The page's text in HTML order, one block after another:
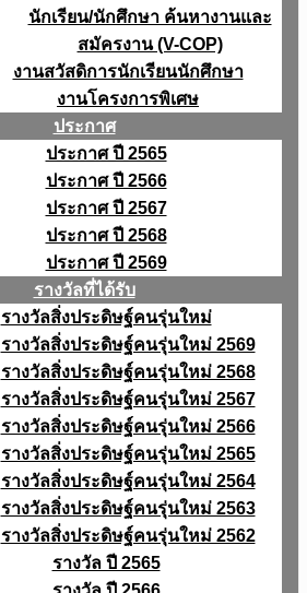
นักเรียน/นักศึกษา ค้นหางานและ
สมัครงาน (V-COP)
งานสวัสดิการนักเรียนนักศึกษา
งานโครงการพิเศษ
ประกาศ
ประกาศ ปี 2565
ประกาศ ปี 2566
ประกาศ ปี 2567
ประกาศ ปี 2568
ประกาศ ปี 2569
รางวัลที่ได้รับ
รางวัลสิ่งประดิษฐ์คนรุ่นใหม่
รางวัลสิ่งประดิษฐ์คนรุ่นใหม่ 2569
รางวัลสิ่งประดิษฐ์คนรุ่นใหม่ 2568
รางวัลสิ่งประดิษฐ์คนรุ่นใหม่ 2567
รางวัลสิ่งประดิษฐ์คนรุ่นใหม่ 2566
รางวัลสิ่งประดิษฐ์คนรุ่นใหม่ 2565
รางวัลสิ่งประดิษฐ์คนรุ่นใหม่ 2564
รางวัลสิ่งประดิษฐ์คนรุ่นใหม่ 2563
รางวัลสิ่งประดิษฐ์คนรุ่นใหม่ 2562
รางวัล ปี 2565